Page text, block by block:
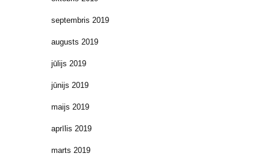
septembris 2019
augusts 2019
jūlijs 2019
jūnijs 2019
maijs 2019
aprīlis 2019
marts 2019